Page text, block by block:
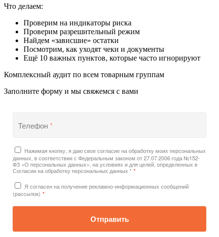
Что делаем:
Проверим на индикаторы риска
Проверим разрешительный режим
Найдем «зависшие» остатки
Посмотрим, как уходят чеки и документы
Ещё 10 важных пунктов, которые часто игнорируют
Комплексный аудит по всем товарным группам
Заполните форму и мы свяжемся с вами
Телефон*
Нажимая кнопку, я даю свое согласие на обработку моих персональных
данных, в соответствии с Федеральным законом от 27.07.2006 года №152-
ФЗ «О персональных данных», на условиях и для целей, определенных в
Согласии на обработку персональных данных * *
Я согласен на получение рекламно-информационных сообщений
(рассылок) *
Отправить